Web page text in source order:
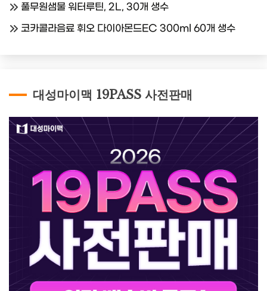
풀무원샘물 워터루틴, 2L, 30개 생수
코카콜라음료 휘오 다이아몬드EC 300ml 60개 생수
대성마이맥 19PASS 사전판매